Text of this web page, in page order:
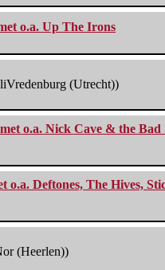
o.a. Up The Irons
(Utrecht))
o.a. Nick Cave & the Bad
o.a. Deftones, The Hives,
(Heerlen))